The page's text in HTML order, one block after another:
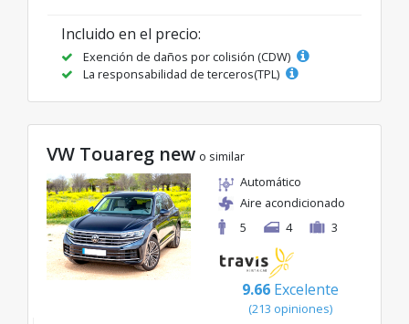
Incluido en el precio:
Exención de daños por colisión (CDW)
La responsabilidad de terceros(TPL)
VW Touareg new o similar
Automático
Aire acondicionado
5
4 3
9.66 Excelente
(213 opiniones)